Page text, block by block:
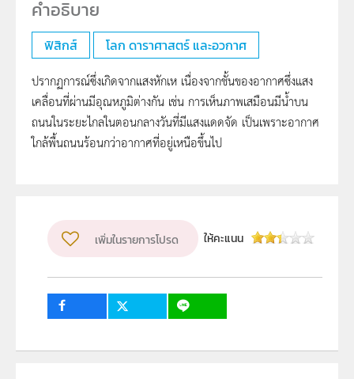
ฟิสิกส์ โลก ดาราศาสตร์ และอวกาศ
ปรากฏการณ์ซึ่งเกิดจากแสงหักเห เนื่องจากชั้นของอากาศซึ่งแสง
เคลื่อนที่ผ่านมีอุณหภูมิต่างกัน เช่น การเห็นภาพเสมือนมีน้ำบน
ถนนในระยะไกลในตอนกลางวันที่มีแสงแดดจัด เป็นเพราะอากาศ
ใกล้พื้นถนนร้อนกว่าอากาศที่อยู่เหนือขึ้นไป
เพิ่มในรายการโปรด ให้คะแนน